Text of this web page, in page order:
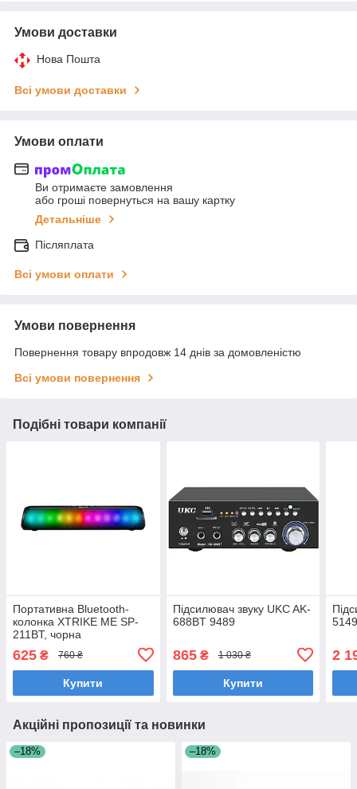
Умови доставки
Нова Пошта
Всі умови доставки
Умови оплати
Ви отримаєте замовлення
або гроші повернуться на вашу картку
Детальніше
Післяплата
Всі умови оплати
Умови повернення
Повернення товару впродовж 14 днів за домовленістю
Всі умови повернення
Подібні товари компанії
Портативна Bluetooth-
колонка XTRIKE ME SP-
211BT, чорна
625 ₴ 760 ₴
Купити
Підсилювач звуку UKC AK-
688BT 9489
865₴ 1 030 ₴
Купити
2
Акційні пропозиції та новинки
–18% –18%